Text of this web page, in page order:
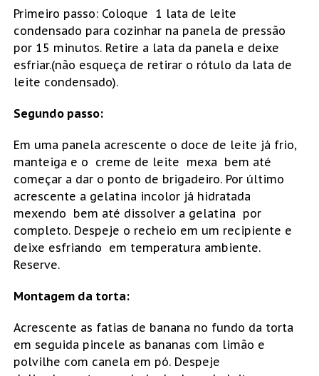
Primeiro passo: Coloque 1 lata de leite
condensado para cozinhar na panela de pressão
por 15 minutos. Retire a lata da panela e deixe
esfriar.(não esqueça de retirar o rótulo da lata de
leite condensado).
Segundo passo:
Em uma panela acrescente o doce de leite já frio,
manteiga e o creme de leite mexa bem até
começar a dar o ponto de brigadeiro. Por último
acrescente a gelatina incolor já hidratada
mexendo bem até dissolver a gelatina por
completo. Despeje o recheio em um recipiente e
deixe esfriando em temperatura ambiente.
Reserve.
Montagem da torta:
Acrescente as fatias de banana no fundo da torta
em seguida pincele as bananas com limão e
polvilhe com canela em pó. Despeje